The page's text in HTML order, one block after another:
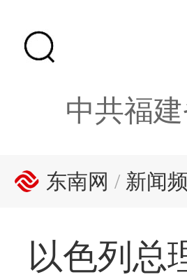
中共福
东南网 / 新闻
以色列总